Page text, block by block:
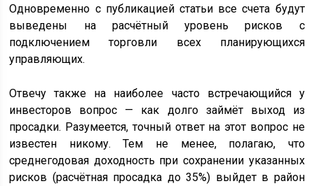
Одновременно с публикацией статьи все счета будут
выведены на расчётный уровень рисков с
подключением торговли всех планирующихся
управляющих.
Отвечу также на наиболее часто встречающийся у
инвесторов вопрос — как долго займёт выход из
просадки. Разумеется, точный ответ на этот вопрос не
известен никому. Тем не менее, полагаю, что
среднегодовая доходность при сохранении указанных
рисков (расчётная просадка до 35%) выйдет в район